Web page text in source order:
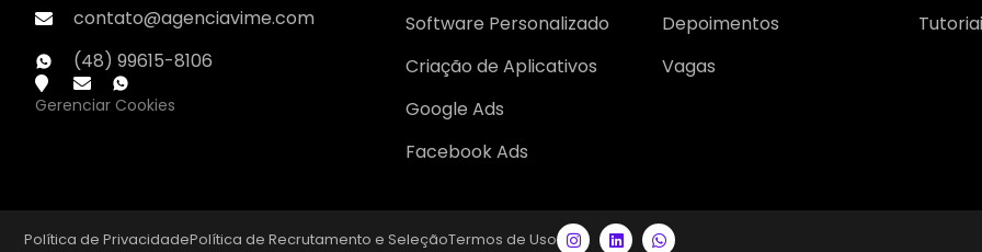
contato@agenciavime.com
(48) 99615-8106
Gerenciar Cookies
Software Personalizado
Criação de Aplicativos
Google Ads
Facebook Ads
Depoimentos
Vagas
Política de PrivacidadePolítica de Recrutamento e SeleçãoTermos de Uso